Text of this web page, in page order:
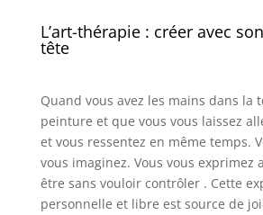
L’art-thérapie : créer avec
tête
Quand vous avez les mains dans la
peinture et que vous vous laissez
et vous ressentez en même temps.
vous imaginez. Vous vous exprimez
être sans vouloir contrôler . Cette
personnelle et libre est source de